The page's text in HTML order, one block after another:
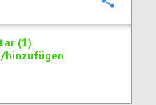
(1)
hinzufügen